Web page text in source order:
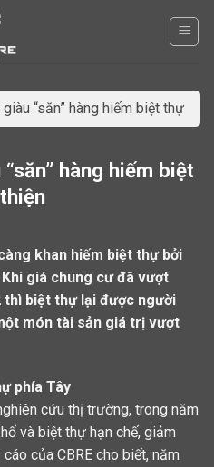
“săn” hàng hiếm biệt thự
hàng hiếm biệt
khan hiếm biệt thự bởi
giá chung cư đã vượt
biệt thự lại được người
món tài sản giá trị vượt
phía Tây
cứu thị trường, trong năm
và biệt thự hạn chế, giảm
của CBRE cho biết, năm